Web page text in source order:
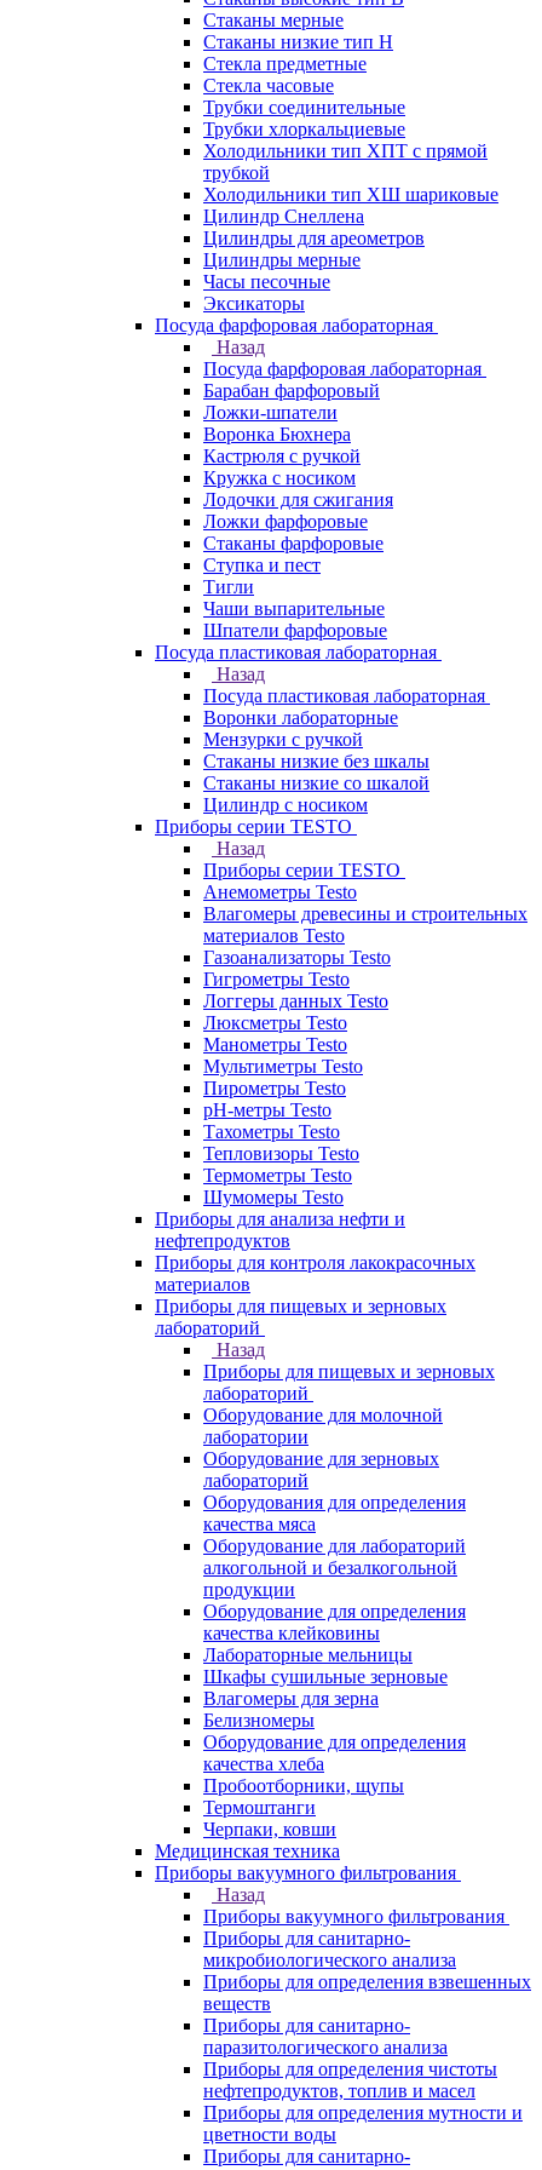
Стаканы мерные
Стаканы низкие тип Н
Стекла предметные
Стекла часовые
Трубки соединительные
Трубки хлоркальциевые
Холодильники тип ХПТ с прямой
трубкой
Холодильники тип ХШ шариковые
Цилиндр Снеллена
Цилиндры для ареометров
Цилиндры мерные
Часы песочные
Эксикаторы
Посуда фарфоровая лабораторная
Назад
Посуда фарфоровая лабораторная
Барабан фарфоровый
Ложки-шпатели
Воронка Бюхнера
Кастрюля с ручкой
Кружка с носиком
Лодочки для сжигания
Ложки фарфоровые
Стаканы фарфоровые
Ступка и пест
Тигли
Чаши выпарительные
Шпатели фарфоровые
Посуда пластиковая лабораторная
Назад
Посуда пластиковая лабораторная
Воронки лабораторные
Мензурки с ручкой
Стаканы низкие без шкалы
Стаканы низкие со шкалой
Цилиндр с носиком
Приборы серии TESTO
Назад
Приборы серии TESTO
Анемометры Testo
Влагомеры древесины и строительных
материалов Testo
Газоанализаторы Testo
Гигрометры Testo
Логгеры данных Testo
Люксметры Testo
Манометры Testo
Мультиметры Testo
Пирометры Testo
pH-метры Testo
Тахометры Testo
Тепловизоры Testo
Термометры Testo
Шумомеры Testo
Приборы для анализа нефти и
нефтепродуктов
Приборы для контроля лакокрасочных
материалов
Приборы для пищевых и зерновых
лабораторий
Назад
Приборы для пищевых и зерновых
лабораторий
Оборудование для молочной
лаборатории
Оборудование для зерновых
лабораторий
Оборудования для определения
качества мяса
Оборудование для лабораторий
алкогольной и безалкогольной
продукции
Оборудование для определения
качества клейковины
Лабораторные мельницы
Шкафы сушильные зерновые
Влагомеры для зерна
Белизномеры
Оборудование для определения
качества хлеба
Пробоотборники, щупы
Термоштанги
Черпаки, ковши
Медицинская техника
Приборы вакуумного фильтрования
Назад
Приборы вакуумного фильтрования
Приборы для санитарно-
микробиологического анализа
Приборы для определения взвешенных
веществ
Приборы для санитарно-
паразитологического анализа
Приборы для определения чистоты
нефтепродуктов, топлив и масел
Приборы для определения мутности и
цветности воды
Приборы для санитарно-